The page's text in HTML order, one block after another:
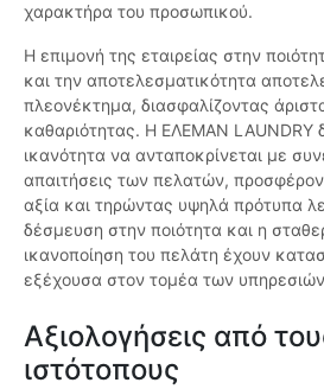
χαρακτήρα του προσωπικού.
Η επιμονή της εταιρείας στην
και την αποτελεσματικότητα
πλεονέκτημα, διασφαλίζοντας
καθαριότητας. Η ΕΛΕΜΑΝ LAUNDRY
ικανότητα να ανταποκρίνεται με
απαιτήσεις των πελατών,
αξία και τηρώντας υψηλά πρότυπα
δέσμευση στην ποιότητα και η
ικανοποίηση του πελάτη έχουν
εξέχουσα στον τομέα των
Αξιολογήσεις από
ιστότοπους